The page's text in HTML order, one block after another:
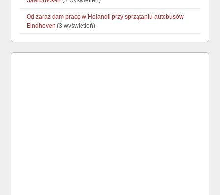
Od zaraz dam pracę w Holandii przy sprzątaniu autobusów
Eindhoven (3 wyświetleń)